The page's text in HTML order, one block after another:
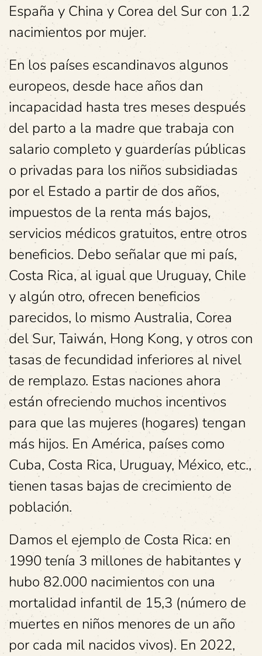
España y China y Corea del Sur con 1.2
nacimientos por mujer.
En los países escandinavos algunos
europeos, desde hace años dan
incapacidad hasta tres meses después
del parto a la madre que trabaja con
salario completo y guarderías públicas
o privadas para los niños subsidiadas
por el Estado a partir de dos años,
impuestos de la renta más bajos,
servicios médicos gratuitos, entre otros
beneficios. Debo señalar que mi país,
Costa Rica, al igual que Uruguay, Chile
y algún otro, ofrecen beneficios
parecidos, lo mismo Australia, Corea
del Sur, Taiwán, Hong Kong, y otros con
tasas de fecundidad inferiores al nivel
de remplazo. Estas naciones ahora
están ofreciendo muchos incentivos
para que las mujeres (hogares) tengan
más hijos. En América, países como
Cuba, Costa Rica, Uruguay, México, etc.,
tienen tasas bajas de crecimiento de
población.
Damos el ejemplo de Costa Rica: en
1990 tenía 3 millones de habitantes y
hubo 82.000 nacimientos con una
mortalidad infantil de 15,3 (número de
muertes en niños menores de un año
por cada mil nacidos vivos). En 2022,